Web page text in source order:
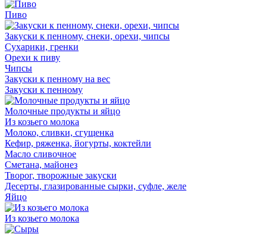
Пиво
Закуски к пенному, снеки, орехи, чипсы
Сухарики, гренки
Орехи к пиву
Чипсы
Закуски к пенному на вес
Закуски к пенному
Молочные продукты и яйцо
Из козьего молока
Молоко, сливки, сгущенка
Кефир, ряженка, йогурты, коктейли
Масло сливочное
Сметана, майонез
Творог, творожные закуски
Десерты, глазированные сырки, суфле, желе
Яйцо
Из козьего молока